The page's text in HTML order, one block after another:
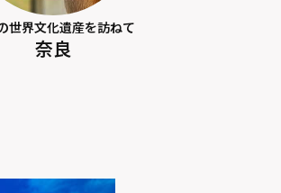
世界文化遺産を訪ねて
奈良